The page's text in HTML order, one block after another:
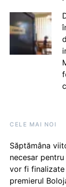
CELE MAI NOI
Săptămâna
necesar
vor fi finalizate
premierul